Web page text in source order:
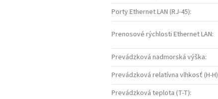
Porty Ethernet LAN (RJ-45):
Prenosové rýchlosti Ethernet LAN:
Prevádzková nadmorská výška:
Prevádzková relatívna vlhkosť (H-H)
Prevádzková teplota (T-T):